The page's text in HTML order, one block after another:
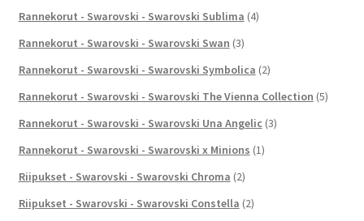
Rannekorut - Swarovski - Swarovski Sublima (4)
Rannekorut - Swarovski - Swarovski Swan (3)
Rannekorut - Swarovski - Swarovski Symbolica (2)
Rannekorut - Swarovski - Swarovski The Vienna Collection (5)
Rannekorut - Swarovski - Swarovski Una Angelic (3)
Rannekorut - Swarovski - Swarovski x Minions (1)
Riipukset - Swarovski - Swarovski Chroma (2)
Riipukset - Swarovski - Swarovski Constella (2)